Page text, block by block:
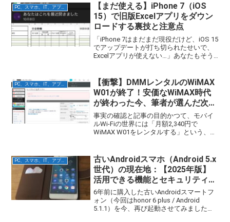
PC、スマホ、IT、アプリ関連
【まだ使える】iPhone 7（iOS
15）で旧版Excelアプリをダウン
ロードする裏技と注意点
「iPhone 7はまだまだ現役だけど、iOS 15
でアップデートが打ち切られたせいで、
Excelアプリが使えない…」あなたもそう
示され、アプリの利用を...
PC、スマホ、IT、アプリ関連
【衝撃】DMMレンタルのWiMAX
W01が終了！安価なWiMAX時代
が終わった今、筆者が選んだ次の
最適解
事実の確認と記事の目的かつて、モバイ
ルWi-Fiの世界には「月額2,340円で
WiMAX W01をレンタルする」という、最
終焉しました。筆者自身もこの恩恵を長
く受けてき...
PC、スマホ、IT、アプリ関連
古いAndroidスマホ（Android 5.x
世代）の現在地：【2025年版】
活用できる機能とセキュリティの
限界
6年前に購入した古いAndroidスマートフ
ォン（今回はhonor 6 plus / Android
5.1.1）を今、再び起動させてみました。